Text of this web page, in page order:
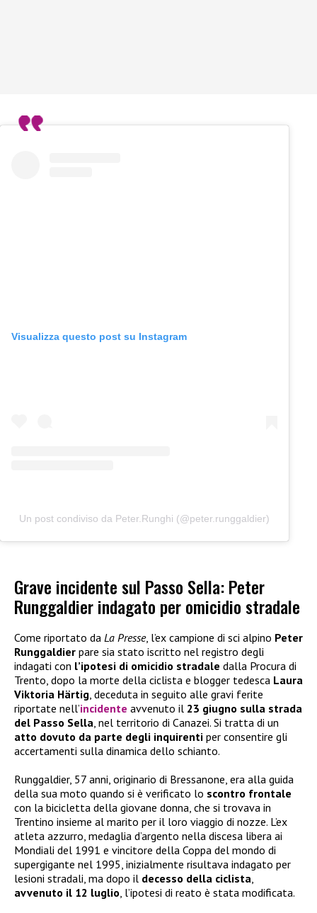
Visualizza questo post su Instagram
Un post condiviso da Peter.Runghi (@peter.runggaldier)
Grave incidente sul Passo Sella: Peter
Runggaldier indagato per omicidio stradale
Come riportato da La Presse, l’ex campione di sci alpino Peter
Runggaldier pare sia stato iscritto nel registro degli
indagati con l’ipotesi di omicidio stradale dalla Procura di
Trento, dopo la morte della ciclista e blogger tedesca Laura
Viktoria Härtig, deceduta in seguito alle gravi ferite
riportate nell’incidente avvenuto il 23 giugno sulla strada
del Passo Sella, nel territorio di Canazei. Si tratta di un
atto dovuto da parte degli inquirenti per consentire gli
accertamenti sulla dinamica dello schianto.
Runggaldier, 57 anni, originario di Bressanone, era alla guida
della sua moto quando si è verificato lo scontro frontale
con la bicicletta della giovane donna, che si trovava in
Trentino insieme al marito per il loro viaggio di nozze. L’ex
atleta azzurro, medaglia d’argento nella discesa libera ai
Mondiali del 1991 e vincitore della Coppa del mondo di
supergigante nel 1995, inizialmente risultava indagato per
lesioni stradali, ma dopo il decesso della ciclista,
avvenuto il 12 luglio, l’ipotesi di reato è stata modificata.